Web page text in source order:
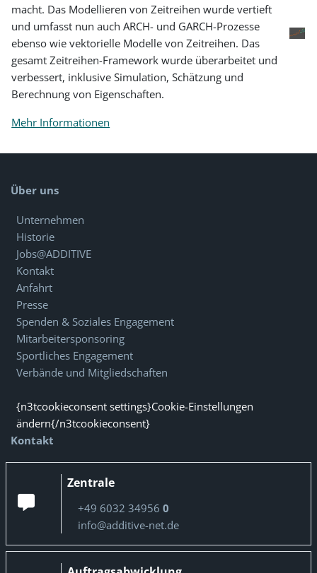
macht. Das Modellieren von Zeitreihen wurde vertieft
und umfasst nun auch ARCH- und GARCH-Prozesse
ebenso wie vektorielle Modelle von Zeitreihen. Das
gesamt Zeitreihen-Framework wurde überarbeitet und
verbessert, inklusive Simulation, Schätzung und
Berechnung von Eigenschaften.
Mehr Informationen
Über uns
Unternehmen
Historie
Jobs@ADDITIVE
Kontakt
Anfahrt
Presse
Spenden & Soziales Engagement
Mitarbeitersponsoring
Sportliches Engagement
Verbände und Mitgliedschaften
{n3tcookieconsent settings}Cookie-Einstellungen
ändern{/n3tcookieconsent}
Kontakt
Zentrale
+49 6032 34956 0
info@additive-net.de